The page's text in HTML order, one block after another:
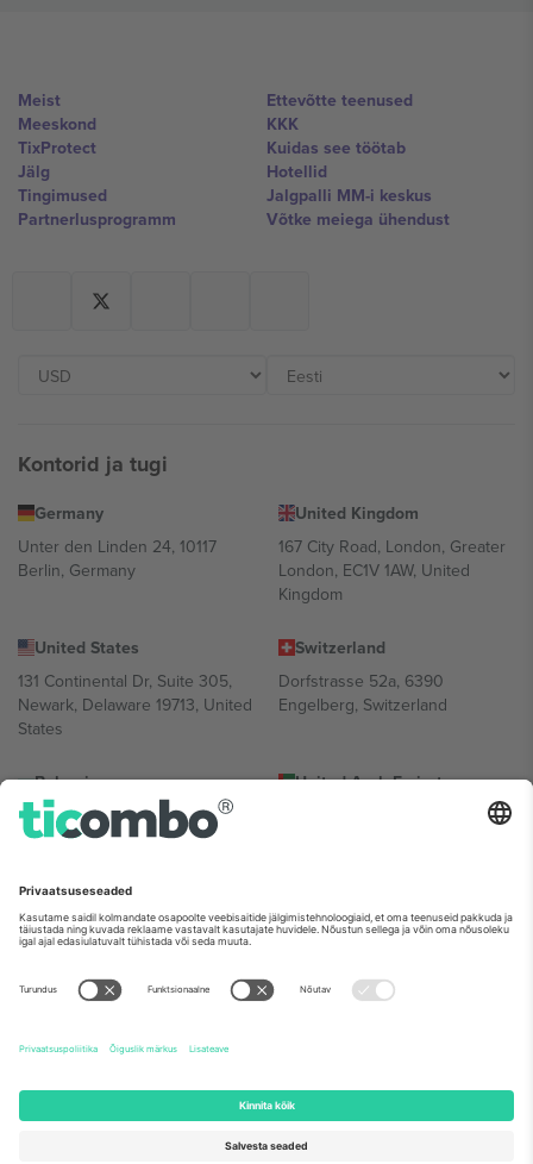
Meist
Meeskond
TixProtect
Jälg
Tingimused
Partnerlusprogramm
Ettevõtte teenused
KKK
Kuidas see töötab
Hotellid
Jalgpalli MM-i keskus
Võtke meiega ühendust
Kontorid ja tugi
Germany
Unter den Linden 24, 10117
Berlin, Germany
United Kingdom
167 City Road, London, Greater
London, EC1V 1AW, United
Kingdom
United States
131 Continental Dr, Suite 305,
Newark, Delaware 19713, United
States
Switzerland
Dorfstrasse 52a, 6390
Engelberg, Switzerland
Bulgaria
Regus Sofia City West, bul
Totleben 53-55, 1606 Sofia,
United Arab Emirates
UAE Dubai Silicon Oasis, DDP
Mexico
Av Chapultepec 360, Roma
Norte, Cuauhtémoc, 06700
Ciudad de México, CDMX,
sündmusest ja/või domeenist. Detailide jaoks vaata konkreetse
sündmuse lehte, impressumit ja tingimusi.,
2026 Ticombo. Kõik õigused kaitstud.